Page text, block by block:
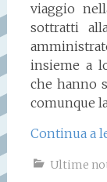
viaggio
sottratti
insieme a
che hanno
comunque
Continua a
Ultime